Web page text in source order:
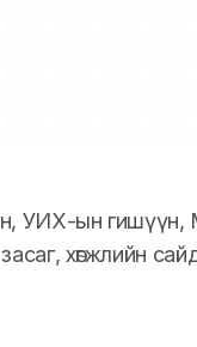
УИХ-ын
хөгжлийн